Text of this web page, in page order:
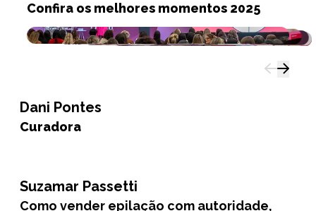
Confira os melhores momentos 2025
Dani Pontes
Curadora
Suzamar Passetti
Como vender epilação com autoridade,